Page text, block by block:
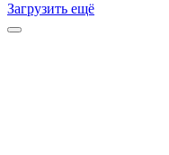
Загрузить ещё